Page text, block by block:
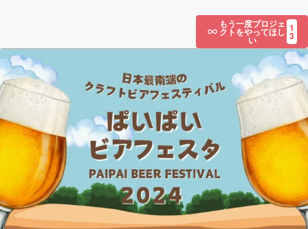
もう一度プロジェ
クトをやってほし
い
1
3